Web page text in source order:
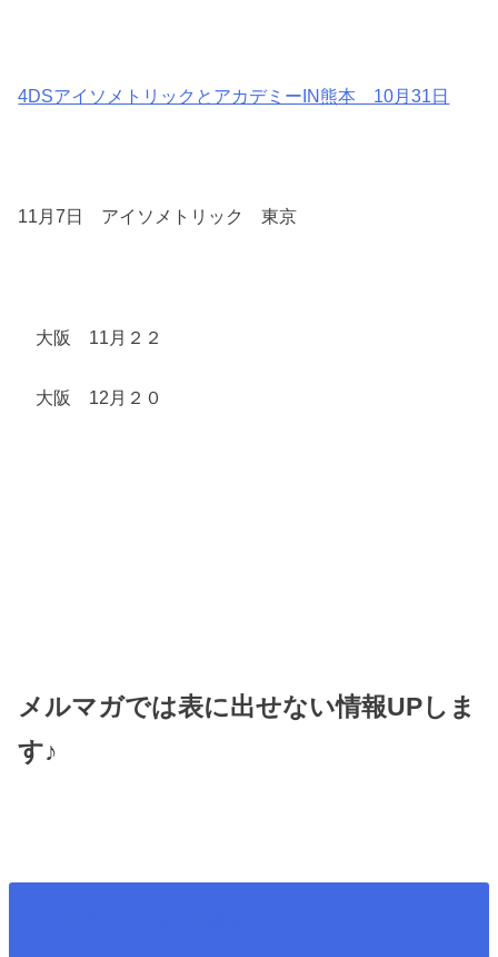
4DSアイソメトリックとアカデミーIN熊本 10月31日
11月7日 アイソメトリック 東京
大阪 11月２２
大阪 12月２０
メルマガでは表に出せない情報UPしま
す♪